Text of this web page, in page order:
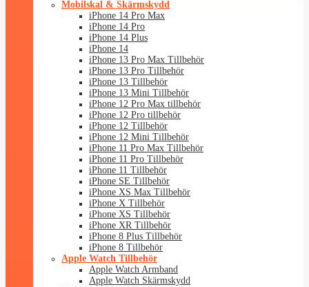
Mobilskal & Skärmskydd
iPhone 14 Pro Max
iPhone 14 Pro
iPhone 14 Plus
iPhone 14
iPhone 13 Pro Max Tillbehör
iPhone 13 Pro Tillbehör
iPhone 13 Tillbehör
iPhone 13 Mini Tillbehör
iPhone 12 Pro Max tillbehör
iPhone 12 Pro tillbehör
iPhone 12 Tillbehör
iPhone 12 Mini Tillbehör
iPhone 11 Pro Max Tillbehör
iPhone 11 Pro Tillbehör
iPhone 11 Tillbehör
iPhone SE Tillbehör
iPhone XS Max Tillbehör
iPhone X Tillbehör
iPhone XS Tillbehör
iPhone XR Tillbehör
iPhone 8 Plus Tillbehör
iPhone 8 Tillbehör
Apple Watch Tillbehör
Apple Watch Armband
Apple Watch Skärmskydd